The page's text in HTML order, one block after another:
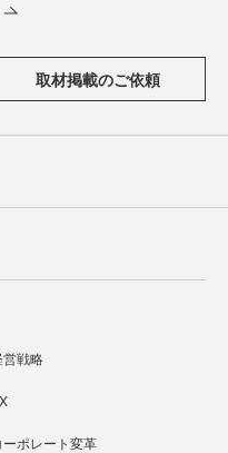
取材掲載のご依頼
営戦略
ーポレート変革